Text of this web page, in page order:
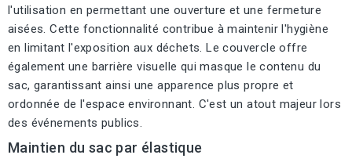
l'utilisation en permettant une ouverture et une fermeture
aisées. Cette fonctionnalité contribue à maintenir l'hygiène
en limitant l'exposition aux déchets. Le couvercle offre
également une barrière visuelle qui masque le contenu du
sac, garantissant ainsi une apparence plus propre et
ordonnée de l'espace environnant. C'est un atout majeur lors
des événements publics.
Maintien du sac par élastique